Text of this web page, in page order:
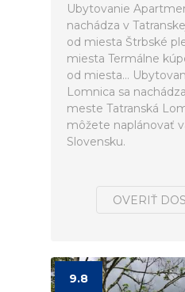
Ubytovanie
nachádza v
od miesta Štrbské
miesta Termálne
od miesta...
Lomnica sa
meste Tatranská
môžete naplánovať
Slovensku.
OVERIŤ
9.8